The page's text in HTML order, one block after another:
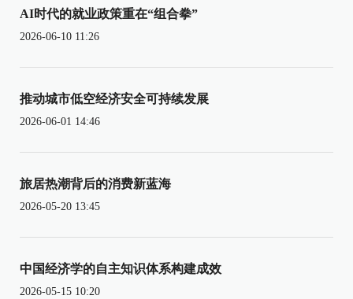
AI时代的就业政策重在“组合拳”
2026-06-10 11:26
推动城市低空经济安全可持续发展
2026-06-01 14:46
旅居热潮背后的消费新蓝海
2026-05-20 13:45
中国经济学的自主知识体系构建成效
2026-05-15 10:20